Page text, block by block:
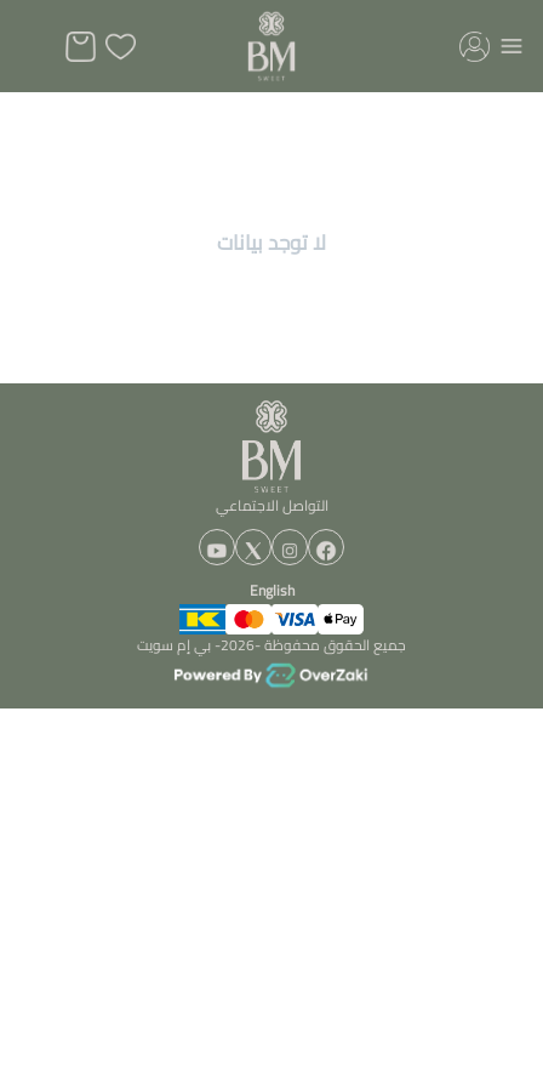
لا توجد بيانات
التواصل الاجتماعي
English
جميع الحقوق محفوظة -2026- بي إم سويت